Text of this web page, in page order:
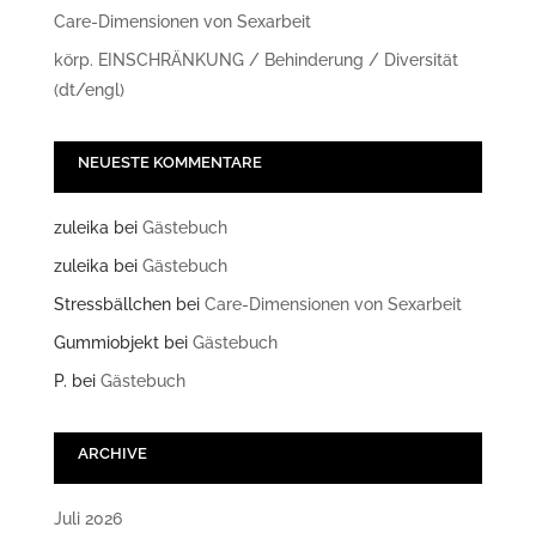
Care-Dimensionen von Sexarbeit
körp. EINSCHRÄNKUNG / Behinderung / Diversität
(dt/engl)
NEUESTE KOMMENTARE
zuleikabei Gästebuch
zuleikabei Gästebuch
Stressbällchenbei Care-Dimensionen von Sexarbeit
Gummiobjektbei Gästebuch
P. bei Gästebuch
ARCHIVE
Juli 2026